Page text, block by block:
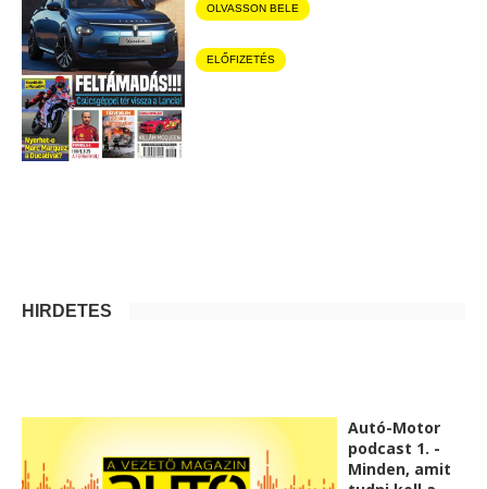
OLVASSON BELE
ELŐFIZETÉS
HIRDETÉS
Autó-Motor
podcast 1. -
Minden, amit